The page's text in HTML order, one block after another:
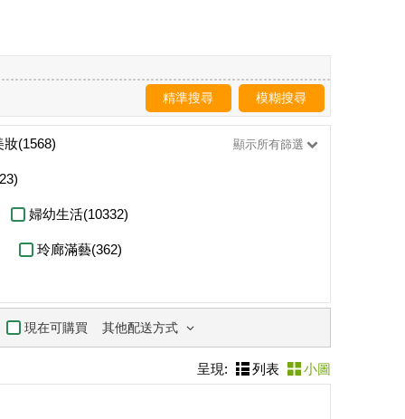
精準搜尋 模糊搜尋
妝(1568)
婦幼生活(10332)
玲廊滿藝(362)
顯示所有篩選
現在可購買 其他配送方式
呈現: 列表 小圖